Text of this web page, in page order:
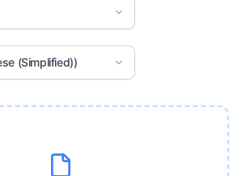
(Simplified))